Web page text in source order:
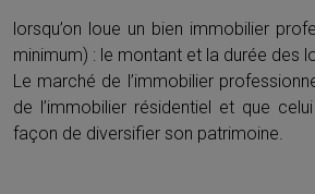
lorsqu’on loue un bien immobilier
minimum) : le montant et la durée des
Le marché de l’immobilier
de l’immobilier résidentiel et que
façon de diversifier son patrimoine.